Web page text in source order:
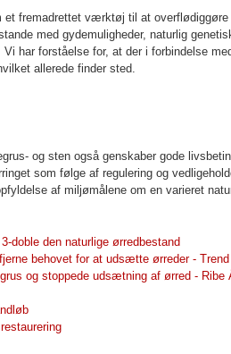
fremadrettet værktøj til at
med gydemuligheder, naturlig
har forståelse for, at der i forbindelse
allerede finder sted.
og sten også genskaber gode
som følge af regulering og
af miljømålene om en varieret
doble den naturlige ørredbestand
behovet for at udsætte ørreder -
og stoppede udsætning af ørred - Ribe